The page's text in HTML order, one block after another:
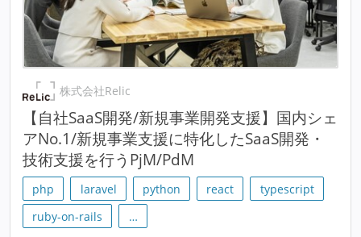
株式会社Relic
【自社SaaS開発/新規事業開発支援】国内シェ
アNo.1/新規事業支援に特化したSaaS開発・
技術支援を行うPjM/PdM
php laravel python react
typescript
ruby-on-rails
…